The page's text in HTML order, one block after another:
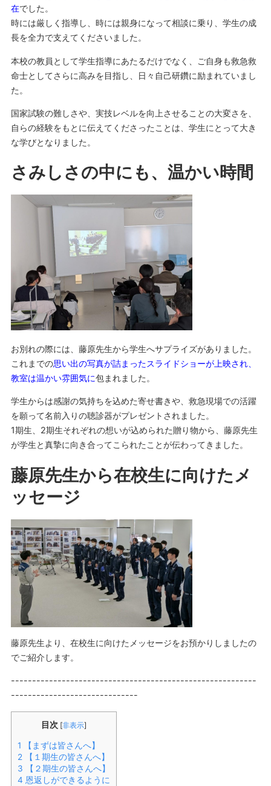
在でした。
時には厳しく指導し、時には親身になって相談に乗り、学生の成
長を全力で支えてくださいました。
本校の教員として学生指導にあたるだけでなく、ご自身も救急救
命士としてさらに高みを目指し、日々自己研鑽に励まれていまし
た。
国家試験の難しさや、実技レベルを向上させることの大変さを、
自らの経験をもとに伝えてくださったことは、学生にとって大き
な学びとなりました。
さみしさの中にも、温かい時間
お別れの際には、藤原先生から学生へサプライズがありました。
これまでの思い出の写真が詰まったスライドショーが上映され、
教室は温かい雰囲気に包まれました。
学生からは感謝の気持ちを込めた寄せ書きや、救急現場での活躍
を願って名前入りの聴診器がプレゼントされました。
1期生、2期生それぞれの想いが込められた贈り物から、藤原先生
が学生と真摯に向き合ってこられたことが伝わってきました。
藤原先生から在校生に向けたメ
ッセージ
藤原先生より、在校生に向けたメッセージをお預かりしましたの
でご紹介します。
----------------------------------------------------------
------------------------------
目次 [非表示]
1 【まずは皆さんへ】
2【１期生の皆さんへ】
3 【２期生の皆さんへ】
4 恩返しができるように